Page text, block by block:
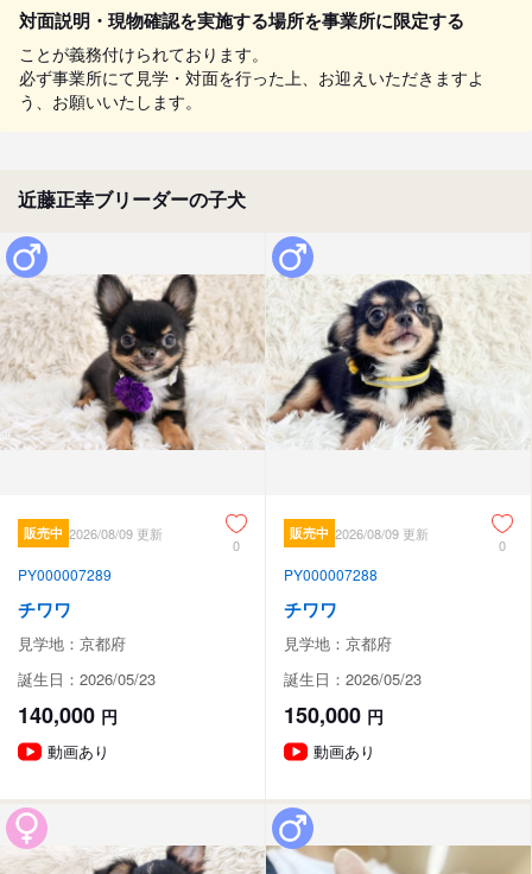
対面説明・現物確認を実施する場所を事業所に限定する
ことが義務付けられております。
必ず事業所にて見学・対面を行った上、お迎えいただきますよ
う、お願いいたします。
近藤正幸ブリーダーの子犬
販売中 2026/08/09 更新
0
PY000007289
チワワ
見学地：京都府
誕生日：2026/05/23
140,000 円
動画あり
販売中 2026/08/09 更新
0
PY000007288
チワワ
見学地：京都府
誕生日：2026/05/23
150,000 円
動画あり